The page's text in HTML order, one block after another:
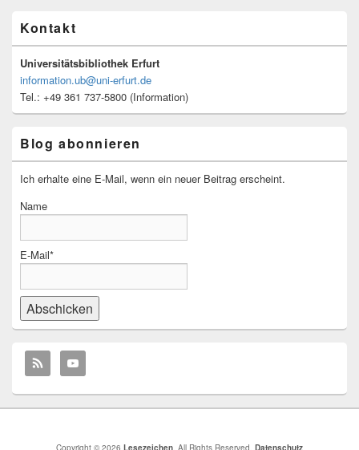
Kontakt
Universitätsbibliothek Erfurt
information.ub@uni-erfurt.de
Tel.: +49 361 737-5800 (Information)
Blog abonnieren
Ich erhalte eine E-Mail, wenn ein neuer Beitrag erscheint.
Name
E-Mail*
Copyright © 2026 Lesezeichen . All Rights Reserved. Datenschutz